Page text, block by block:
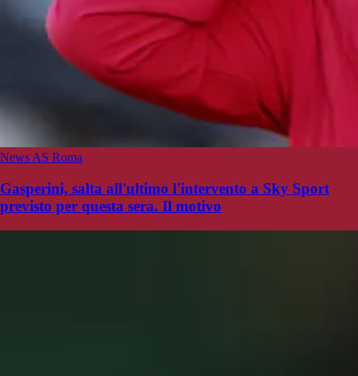
News AS Roma
Gasperini, salta all'ultimo l'intervento a Sky Sport
previsto per questa sera. Il motivo